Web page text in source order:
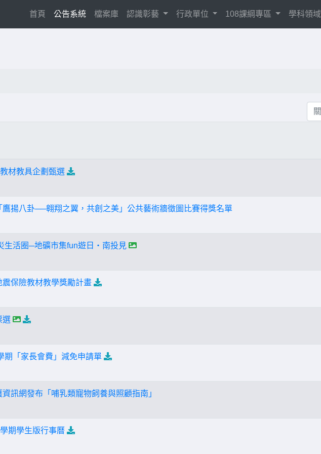
首頁(current)
公告系統 檔案庫 認識彰藝 行政單位 108課綱專區 學科領域
材教具企劃甄選
鷹揚八卦──翱翔之翼，共創之美」公共藝術牆徵圖比賽得獎名單
生活圈─地礦市集fun遊日‧南投見
震保險教材教學獎勵計畫
選
期「家長會費」減免申請單
訊網發布「哺乳類寵物飼養與照顧指南」
期學生版行事曆